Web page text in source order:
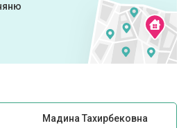
Мадина Тахирбековна